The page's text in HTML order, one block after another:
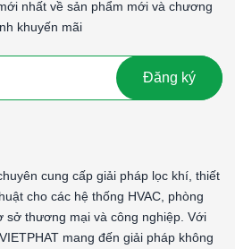
nghiệp và dân dụng.
nhất về sản phẩm mới và chương
khuyến mãi
Đăng ký
cung cấp giải pháp lọc khí, thiết
cho các hệ thống HVAC, phòng
sở thương mại và công nghiệp. Với
mang đến giải pháp không